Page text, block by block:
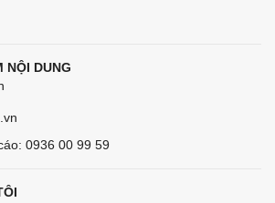
NỘI DUNG
0936 00 99 59